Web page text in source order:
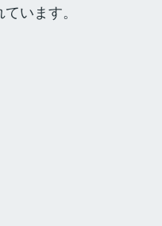
います。